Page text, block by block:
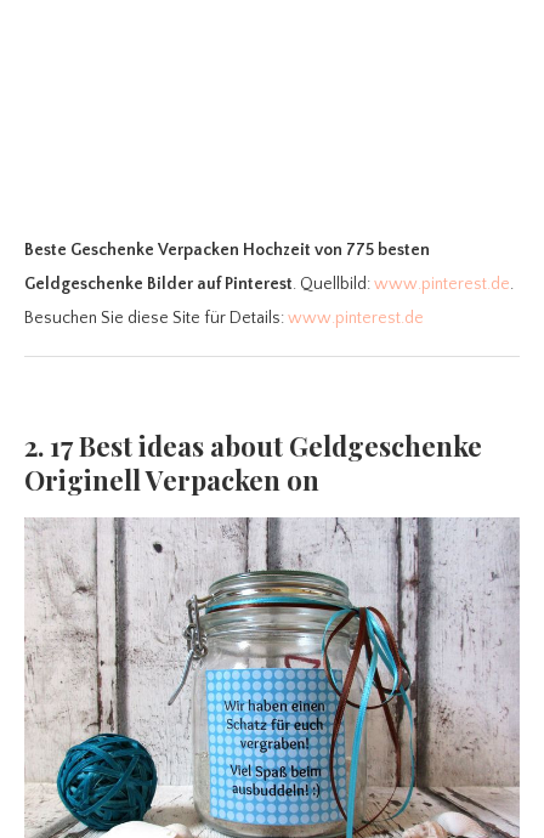
Beste Geschenke Verpacken Hochzeit von 775 besten
Geldgeschenke Bilder auf Pinterest. Quellbild:www.pinterest.de.
Besuchen Sie diese Site für Details:www.pinterest.de
2. 17 Best ideas about Geldgeschenke
Originell Verpacken on